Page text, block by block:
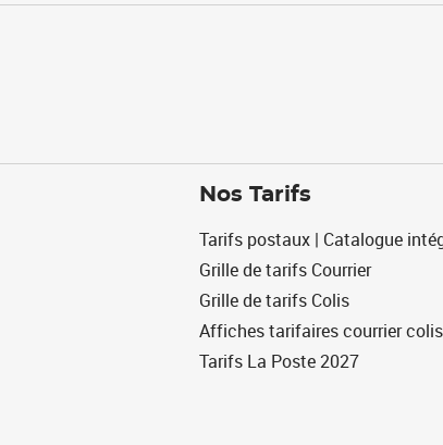
Nos Tarifs
Tarifs postaux | Catalogue
Grille de tarifs Courrier
Grille de tarifs Colis
Affiches tarifaires courrier colis
Tarifs La Poste 2027